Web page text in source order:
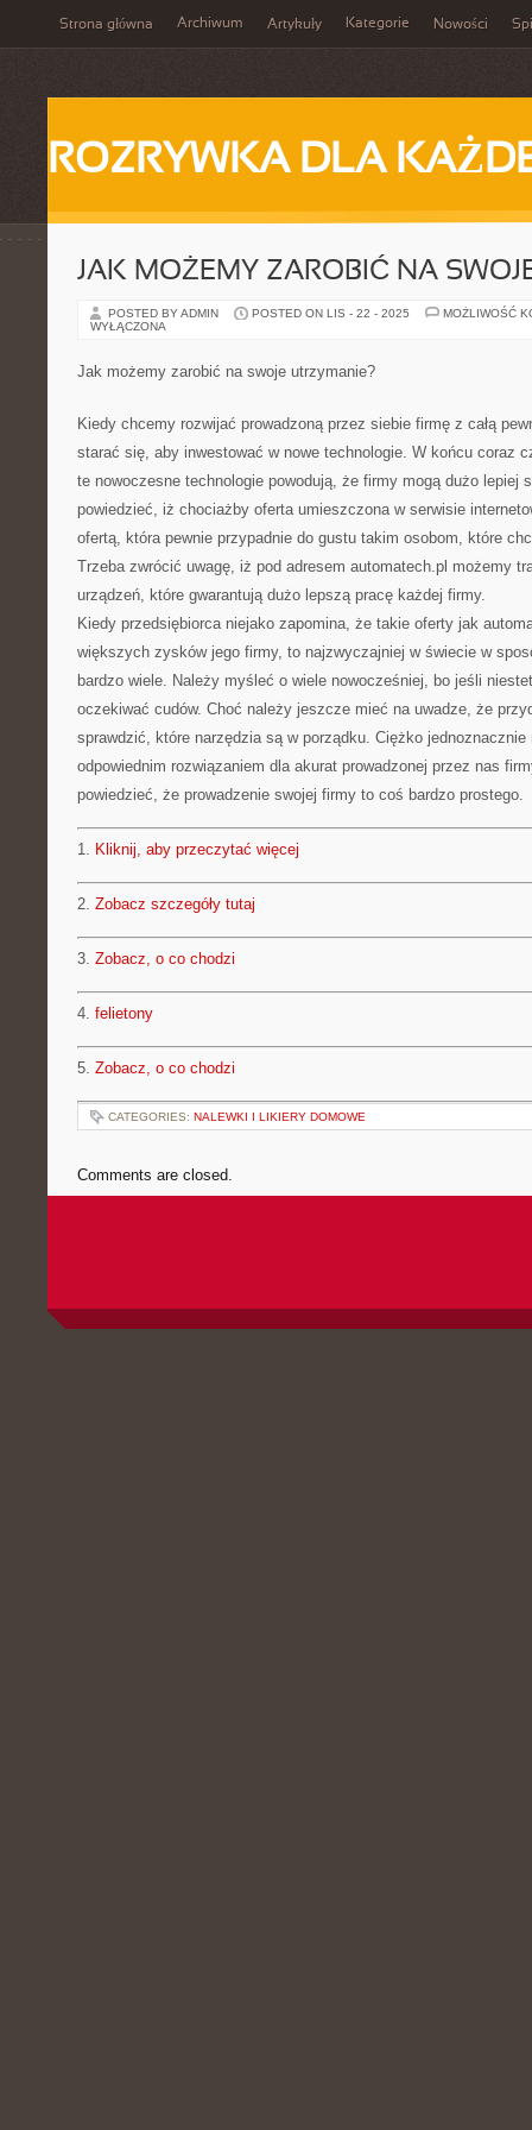
Strona główna Archiwum Artykuły Kategorie Nowości
ROZRYWKA DLA
JAK MOŻEMY ZAROBIĆ NA
POSTED BY ADMIN POSTED ON LIS - 22 - 2025
MOŻLIWOŚĆ
WYŁĄCZONA
Jak możemy zarobić na swoje utrzymanie?
Kiedy chcemy rozwijać prowadzoną przez siebie firmę z całą
starać się, aby inwestować w nowe technologie. W końcu coraz
te nowoczesne technologie powodują, że firmy mogą dużo lepiej
powiedzieć, iż chociażby oferta umieszczona w serwisie
ofertą, która pewnie przypadnie do gustu takim osobom, które
Trzeba zwrócić uwagę, iż pod adresem automatech.pl możemy
urządzeń, które gwarantują dużo lepszą pracę każdej firmy.
Kiedy przedsiębiorca niejako zapomina, że takie oferty jak
większych zysków jego firmy, to najzwyczajniej w świecie w
bardzo wiele. Należy myśleć o wiele nowocześniej, bo jeśli
oczekiwać cudów. Choć należy jeszcze mieć na uwadze, że
sprawdzić, które narzędzia są w porządku. Ciężko
odpowiednim rozwiązaniem dla akurat prowadzonej przez nas
powiedzieć, że prowadzenie swojej firmy to coś bardzo prostego.
1. Kliknij, aby przeczytać więcej
2. Zobacz szczegóły tutaj
3. Zobacz, o co chodzi
4. felietony
5. Zobacz, o co chodzi
CATEGORIES: NALEWKI I LIKIERY DOMOWE
Comments are closed.